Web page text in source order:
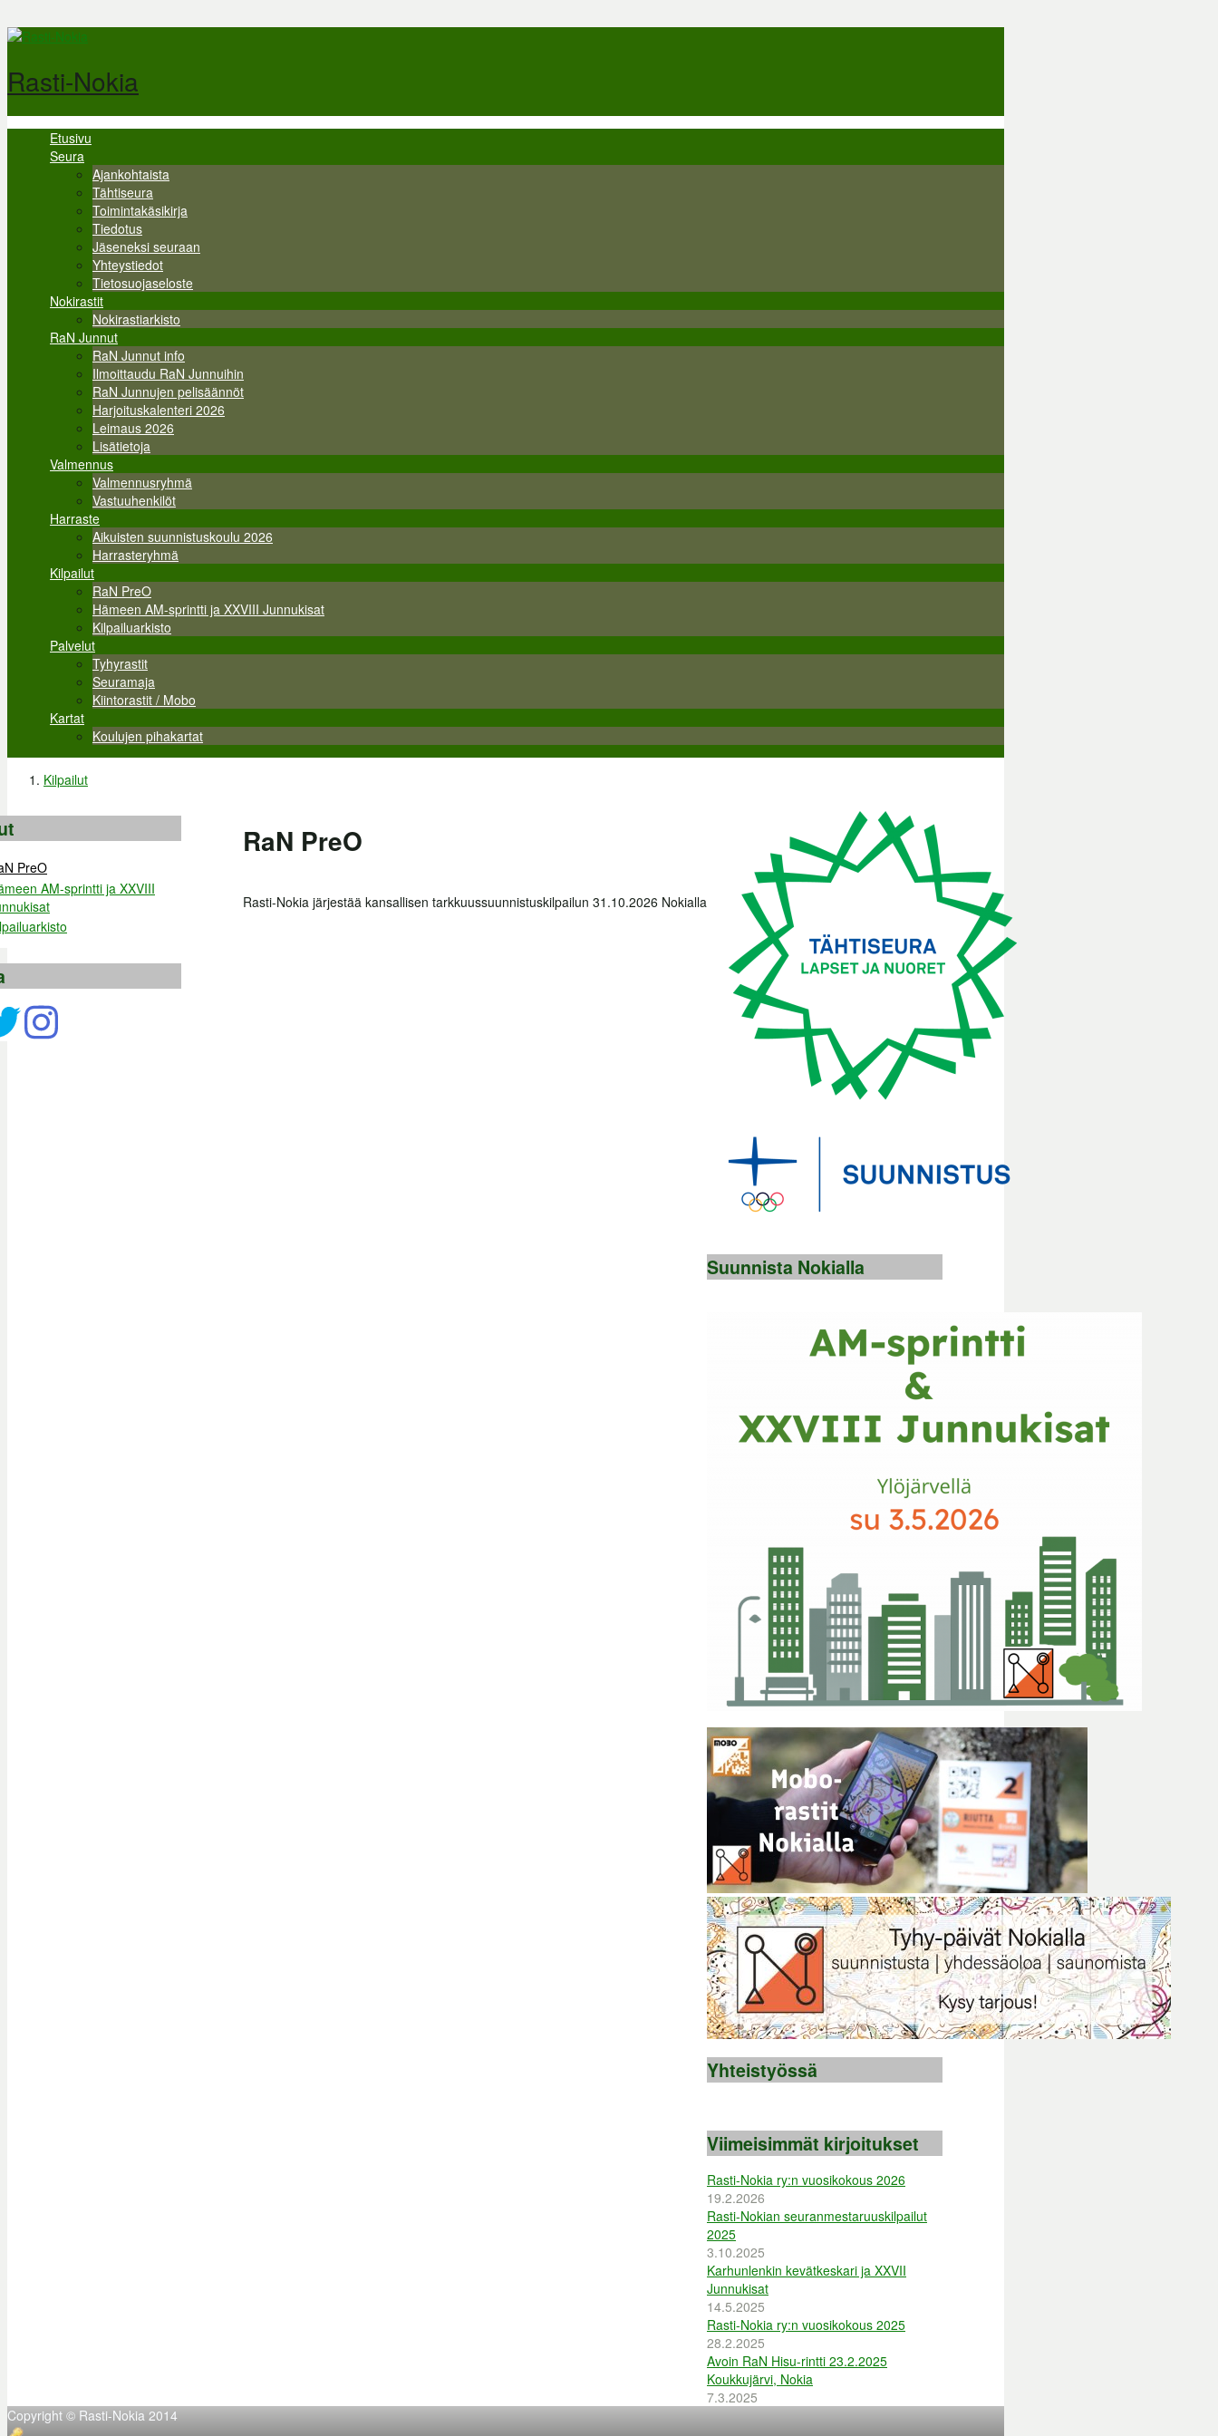
Hyppää pääsisältöön
Rasti-Nokia
Valikko
Etusivu
Seura
Ajankohtaista
Tähtiseura
Toimintakäsikirja
Tiedotus
Jäseneksi seuraan
Yhteystiedot
Tietosuojaseloste
Nokirastit
Nokirastiarkisto
RaN Junnut
RaN Junnut info
Ilmoittaudu RaN Junnuihin
RaN Junnujen pelisäännöt
Harjoituskalenteri 2026
Leimaus 2026
Lisätietoja
Valmennus
Valmennusryhmä
Vastuuhenkilöt
Harraste
Aikuisten suunnistuskoulu 2026
Harrasteryhmä
Kilpailut
RaN PreO
Hämeen AM-sprintti ja XXVIII Junnukisat
Kilpailuarkisto
Palvelut
Tyhyrastit
Seuramaja
Kiintorastit / Mobo
Kartat
Koulujen pihakartat
Kilpailut
RaN PreO
Rasti-Nokia järjestää kansallisen tarkkuussuunnistuskilpailun 31.10.2026 Nokialla
PreO
AM-sprintti ja XXVIII
Suunnista Nokialla
Yhteistyössä
Viimeisimmät kirjoitukset
Rasti-Nokia ry:n vuosikokous 2026
19.2.2026
Rasti-Nokian seuranmestaruuskilpailut
2025
3.10.2025
Karhunlenkin kevätkeskari ja XXVII
Junnukisat
14.5.2025
Rasti-Nokia ry:n vuosikokous 2025
28.2.2025
Avoin RaN Hisu-rintti 23.2.2025
Koukkujärvi, Nokia
7.3.2025
Copyright © Rasti-Nokia 2014